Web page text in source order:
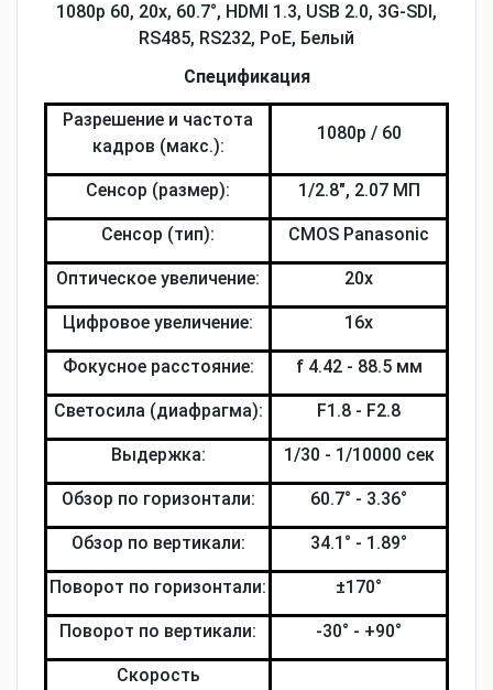
1080p 60, 20x, 60.7°, HDMI 1.3, USB 2.0, 3G-SDI,
RS485, RS232, PoE, Белый
Спецификация
Разрешение и частота
кадров (макс.):
1080p / 60
Сенсор (размер): 1/2.8", 2.07 МП
Сенсор (тип): CMOS Panasonic
Оптическое увеличение: 20х
Цифровое увеличение: 16х
Фокусное расстояние: f 4.42 - 88.5 мм
Светосила (диафрагма): F1.8 - F2.8
Выдержка: 1/30 - 1/10000 сек
Обзор по горизонтали: 60.7° - 3.36°
Обзор по вертикали: 34.1° - 1.89°
Поворот по горизонтали: ±170°
Поворот по вертикали: -30° - +90°
Скорость